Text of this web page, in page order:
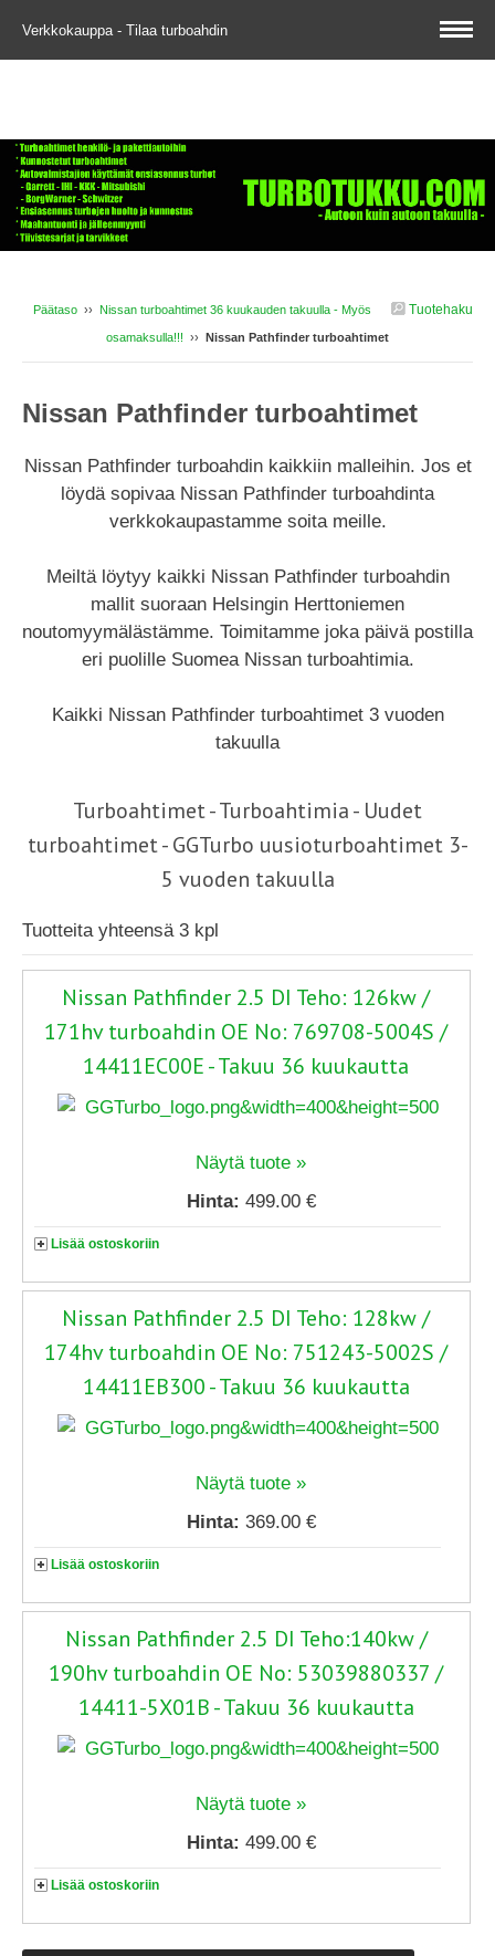
Verkkokauppa - Tilaa turboahdin
Tuotehaku
Päätaso ›› Nissan turboahtimet 36 kuukauden takuulla - Myös
osamaksulla!!! ›› Nissan Pathfinder turboahtimet
Nissan Pathfinder turboahtimet
Nissan Pathfinder turboahdin kaikkiin malleihin. Jos et
löydä sopivaa Nissan Pathfinder turboahdinta
verkkokaupastamme soita meille.
Meiltä löytyy kaikki Nissan Pathfinder turboahdin
mallit suoraan Helsingin Herttoniemen
noutomyymälästämme. Toimitamme joka päivä postilla
eri puolille Suomea Nissan turboahtimia.
Kaikki Nissan Pathfinder turboahtimet 3 vuoden
takuulla
Turboahtimet - Turboahtimia - Uudet
turboahtimet - GGTurbo uusioturboahtimet 3-
5 vuoden takuulla
Tuotteita yhteensä 3 kpl
Nissan Pathfinder 2.5 DI Teho: 126kw /
171hv turboahdin OE No: 769708-5004S /
14411EC00E - Takuu 36 kuukautta
Näytä tuote »
Hinta: 499.00 €
Lisää ostoskoriin
Nissan Pathfinder 2.5 DI Teho: 128kw /
174hv turboahdin OE No: 751243-5002S /
14411EB300 - Takuu 36 kuukautta
Näytä tuote »
Hinta: 369.00 €
Lisää ostoskoriin
Nissan Pathfinder 2.5 DI Teho:140kw /
190hv turboahdin OE No: 53039880337 /
14411-5X01B - Takuu 36 kuukautta
Näytä tuote »
Hinta: 499.00 €
Lisää ostoskoriin